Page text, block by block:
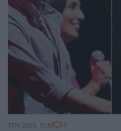
17.10.2023, 11:30 5